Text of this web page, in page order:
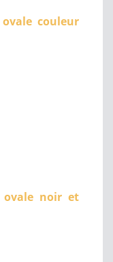
couleur
ovale noir et